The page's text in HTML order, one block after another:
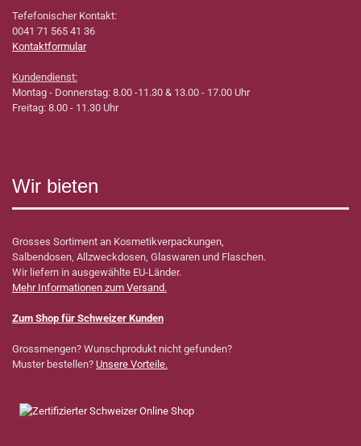
Tefefonischer Kontakt:
0041 71 565 41 36
Kontaktformular
Kundendienst:
Montag - Donnerstag: 8.00 -11.30 & 13.00 - 17.00 Uhr
Freitag: 8.00 - 11.30 Uhr
Wir bieten
Grosses Sortiment an Kosmetikverpackungen,
Salbendosen, Allzweckdosen, Glaswaren und Flaschen.
Wir liefern in ausgewählte EU-Länder.
Mehr Informationen zum Versand.
Zum Shop für Schweizer Kunden
Grossmengen? Wunschprodukt nicht gefunden?
Muster bestellen? Unsere Vorteile.